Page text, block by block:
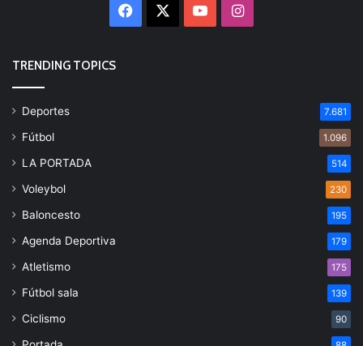
Facebook YouTubeInstagram
TRENDING TOPICS
Deportes 7.681
Fútbol 1.096
LA PORTADA 514
Voleybol 230
Baloncesto 195
Agenda Deportiva 179
Atletismo 175
Fútbol sala 139
Ciclismo 90